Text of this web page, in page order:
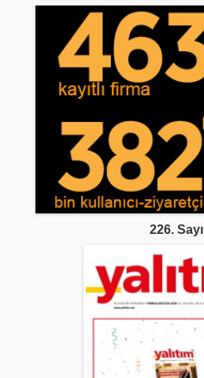
226. Sayı